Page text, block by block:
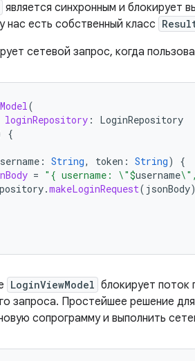
является синхронным и блокирует
нас есть собственный класс
сетевой запрос, когда
(
loginRepository :
LoginRepository
{
: String, token : String)
{
= "{ username: \"$username
.makeLoginRequest( jsonBody)
LoginViewModel блокирует поток
запроса. Простейшее решение
сопрограмму и выполнить